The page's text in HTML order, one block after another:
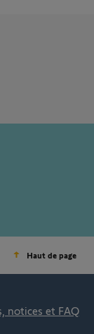
Haut de page
notices et FAQ